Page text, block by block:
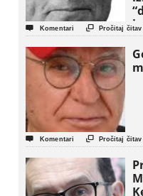
 Komentari  Pročitaj
 Komentari  Pročitaj